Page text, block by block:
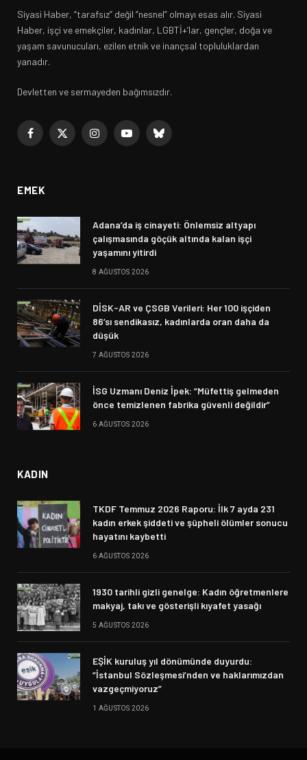
Siyasi Haber, “tarafsız” değil “nesnel” olmayı esas alır. Siyasi
Haber, işçi ve emekçiler, kadınlar, LGBTİ+’lar, gençler, doğa ve
yaşam savunucuları, ezilen etnik ve inançsal topluluklardan
yanadır.
Devletten ve sermayeden bağımsızdır.
Facebook
X
InstagramYouTubeBluesky
EMEK
Adana’da iş cinayeti: Önlemsiz altyapı
çalışmasında göçük altında kalan işçi
yaşamını yitirdi
8 AĞUSTOS 2026
DİSK-AR ve ÇSGB Verileri: Her 100 işçiden
86’sı sendikasız, kadınlarda oran daha da
düşük
7 AĞUSTOS 2026
İSG Uzmanı Deniz İpek: “Müfettiş gelmeden
önce temizlenen fabrika güvenli değildir”
6 AĞUSTOS 2026
KADIN
TKDF Temmuz 2026 Raporu: İlk 7 ayda 231
kadın erkek şiddeti ve şüpheli ölümler sonucu
hayatını kaybetti
6 AĞUSTOS 2026
1930 tarihli gizli genelge: Kadın öğretmenlere
makyaj, takı ve gösterişli kıyafet yasağı
5 AĞUSTOS 2026
EŞİK kuruluş yıl dönümünde duyurdu:
“İstanbul Sözleşmesi’nden ve haklarımızdan
vazgeçmiyoruz”
1 AĞUSTOS 2026